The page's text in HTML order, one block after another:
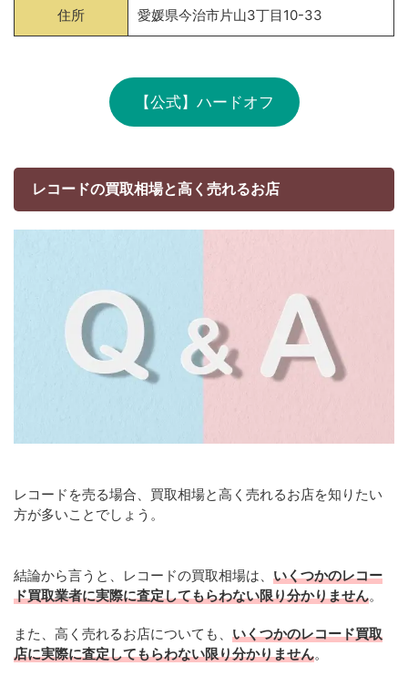
住所 愛媛県今治市片山3丁目10-33
【公式】ハードオフ
レコードの買取相場と高く売れるお店
レコードを売る場合、買取相場と高く売れるお店を知りたい
方が多いことでしょう。
結論から言うと、レコードの買取相場は、 いくつかのレコー
ド買取業者に実際に査定してもらわない限り分かりません。
また、高く売れるお店についても、 いくつかのレコード買取
店に実際に査定してもらわない限り分かりません。